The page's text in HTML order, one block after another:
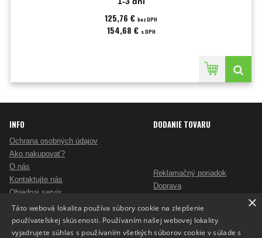
125,76 € bez DPH
154,68 € s DPH
INFO DODANIE TOVARU
Ochrana osobných údajov
Ako nakupovať?
O nás
Kontaktujte nás
Objednaj servis
Pošlite mi ponuku
Ako vybrať skartovač?
Nezáväzný dopyt na reklamné predmety
Reklamačný poriadok
Doprava
Alternatívne riešenie sporov
Odstúpenie od zmluvy
×
Táto webová lokalita používa súbory cookie na zlepšenie
používateľskej skúsenosti. Používaním našej webovej lokality
vyjadrujete súhlas s používaním všetkých súborov cookie v súlade s